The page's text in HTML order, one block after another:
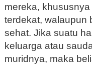
mereka,
terdekat, walaupun
sehat. Jika suatu
keluarga atau
muridnya, maka